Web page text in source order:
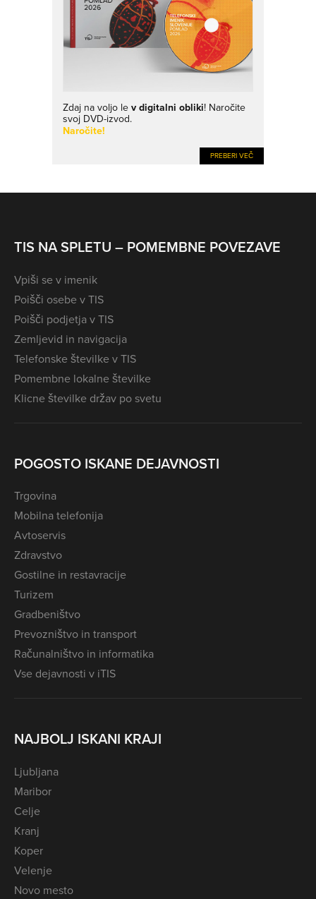
Zdaj na voljo le v digitalni obliki! Naročite
svoj DVD-izvod.
Naročite!
PREBERI VEČ
TIS NA SPLETU – POMEMBNE POVEZAVE
Vpiši se v imenik
Poišči osebe v TIS
Poišči podjetja v TIS
Zemljevid in navigacija
Telefonske številke v TIS
Pomembne lokalne številke
Klicne številke držav po svetu
POGOSTO ISKANE DEJAVNOSTI
Trgovina
Mobilna telefonija
Avtoservis
Zdravstvo
Gostilne in restavracije
Turizem
Gradbeništvo
Prevozništvo in transport
Računalništvo in informatika
Vse dejavnosti v iTIS
NAJBOLJ ISKANI KRAJI
Ljubljana
Maribor
Celje
Kranj
Koper
Velenje
Novo mesto